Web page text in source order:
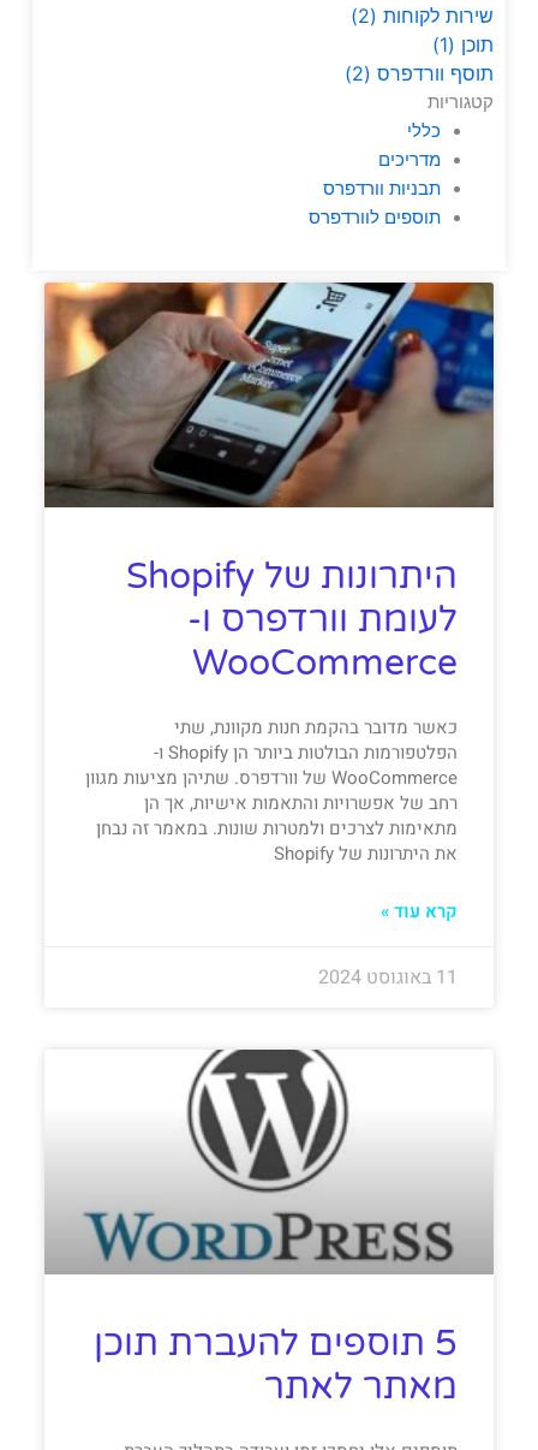
היתרונות של Shopify
לעומת וורדפרס ו-
WooCommerce
כאשר מדובר בהקמת חנות מקוונת, שתי
הפלטפורמות הבולטות ביותר הן Shopify ו-
WooCommerce של וורדפרס. שתיהן מציעות מגוון
רחב של אפשרויות והתאמות אישיות, אך הן
מתאימות לצרכים ולמטרות שונות. במאמר זה נבחן
את היתרונות של Shopify
קרא עוד »
11 באוגוסט 2024
5 תוספים להעברת תוכן
מאתר לאתר
שירות לקוחות(2)
תוכן (1)
תוסף וורדפרס(2)
קטגוריות
כללי
מדריכים
תבניות וורדפרס
תוספים לוורדפרס